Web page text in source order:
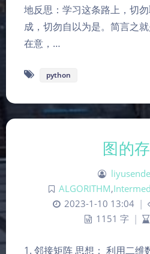
地反思：学习这条路上，切
成，切勿自以为是。简言之
在意，…
python
图的
ALGORITHM,
2023-1-10 13:04 |
1151 字 |
1. 邻接矩阵 思想： 利用二